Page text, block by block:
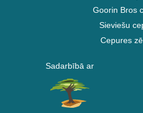
Goorin Bros
Sieviešu
Cepures
Sadarbībā ar